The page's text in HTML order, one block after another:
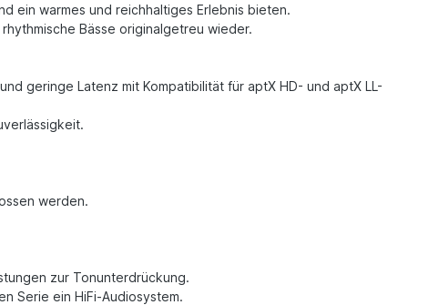
ein warmes und reichhaltiges Erlebnis bieten.
Bässe originalgetreu wieder.
geringe Latenz mit Kompatibilität für aptX HD- und aptX LL-
werden.
zur Tonunterdrückung.
Serie ein HiFi-Audiosystem.